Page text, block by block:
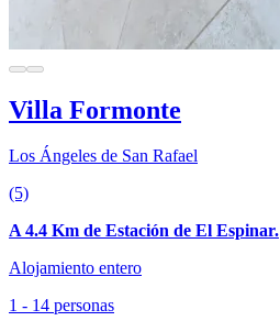
Villa Formonte
Los Ángeles de San Rafael
(5)
A 4.4 Km de Estación de El Espinar.
Alojamiento entero
1 - 14 personas